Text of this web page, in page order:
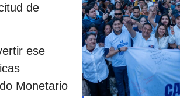
de
ese
Monetario